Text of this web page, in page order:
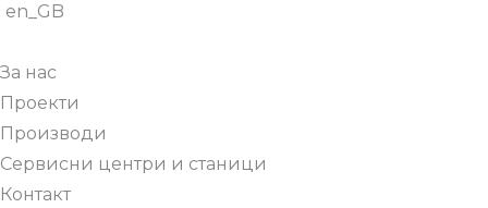
За нас
Проекти
Производи
Сервисни центри и станици
Контакт